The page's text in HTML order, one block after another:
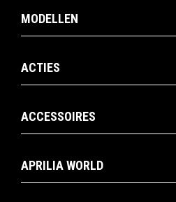
MODELLEN
ACTIES
ACCESSOIRES
APRILIA WORLD